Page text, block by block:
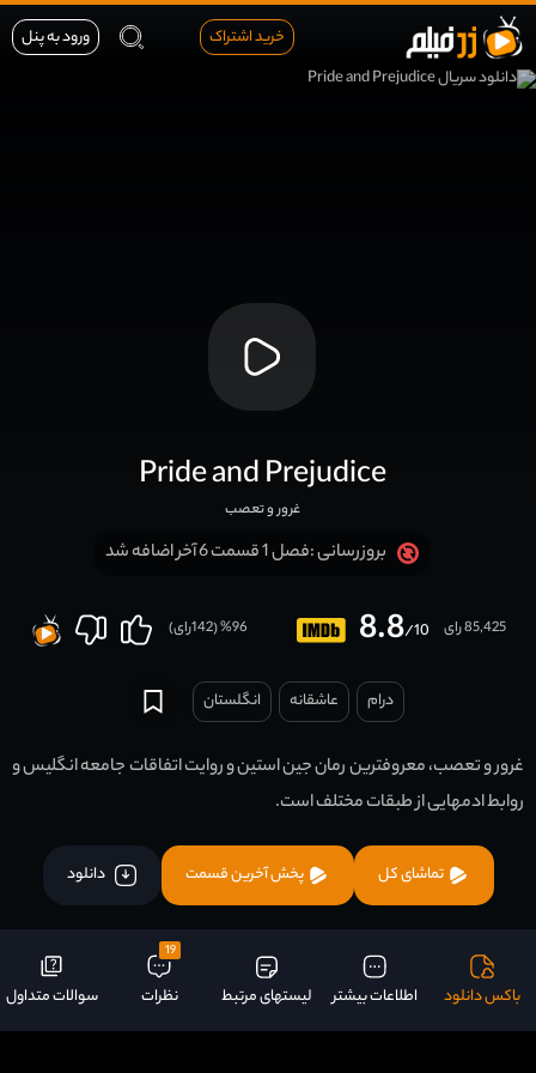
خرید اشتراک ورود به پنل
Pride and Prejudice
غرور و تعصب
بروزرسانی :فصل 1 قسمت 6 آخر اضافه شد
8.8/10 85,425 رای 96
% (
142رای)
درام عاشقانه انگلستان
غرور و تعصب، معروفترین رمان جین استین و روایت اتفاقات جامعه انگلیس و
روابط ادمهایی از طبقات مختلف است.
تماشای کل پخش آخرین قسمت دانلود
باکس دانلود اطلاعات بیشتر لیستهای مرتبط
19
نظرات سوالات متداول